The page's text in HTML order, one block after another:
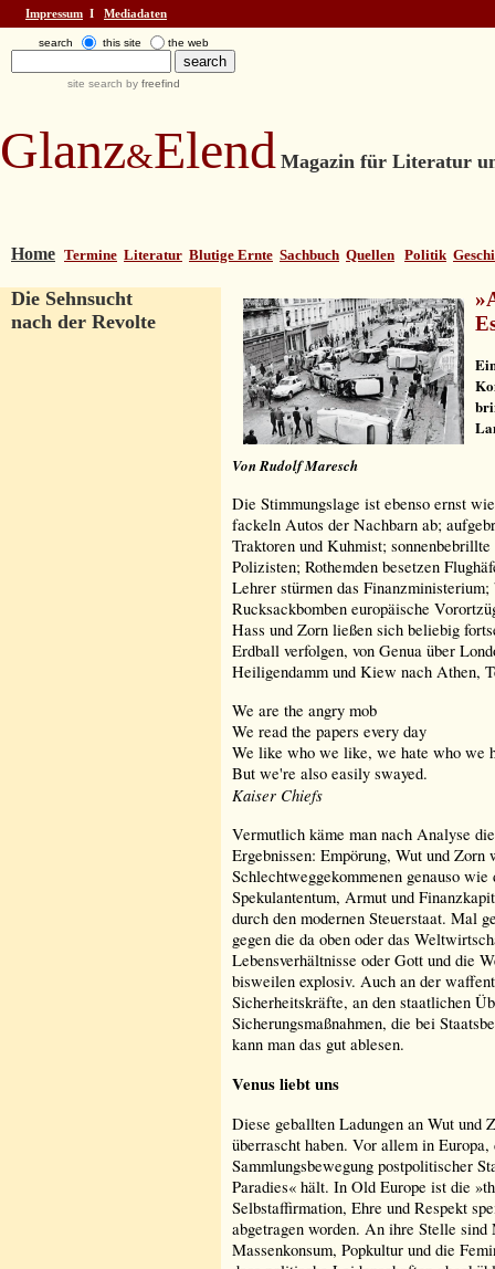
Impressum І Mediadaten
search this site the web
site search by freefind
Glanz&Elend Magazin für Literatur
Home Termine Literatur Blutige Ernte Sachbuch Quellen Politik
Die Sehnsucht
nach der Revolte
»
Von Rudolf Maresch
Die Stimmungslage ist ebenso ernst
fackeln Autos der Nachbarn ab;
Traktoren und Kuhmist;
Polizisten; Rothemden besetzen
Lehrer stürmen das
Rucksackbomben europäische
Hass und Zorn ließen sich beliebig
Erdball verfolgen, von Genua über
Heiligendamm und Kiew nach Athen,
We are the angry mob
We read the papers every day
We like who we like, we hate who we
But we're also easily swayed.
Kaiser Chiefs
Vermutlich käme man nach Analyse
Ergebnissen: Empörung, Wut und Zorn
Schlechtweggekommenen genauso
Spekulantentum, Armut und
durch den modernen Steuerstaat. Mal
gegen die da oben oder das
Lebensverhältnisse oder Gott und die
bisweilen explosiv. Auch an der
Sicherheitskräfte, an den staatlichen
Sicherungsmaßnahmen, die bei
kann man das gut ablesen.
Venus liebt uns
Diese geballten Ladungen an Wut und
überrascht haben. Vor allem in
Sammlungsbewegung postpolitischer
Paradies« hält. In Old Europe ist die
Selbstaffirmation, Ehre und Respekt
abgetragen worden. An ihre Stelle
Massenkonsum, Popkultur und die